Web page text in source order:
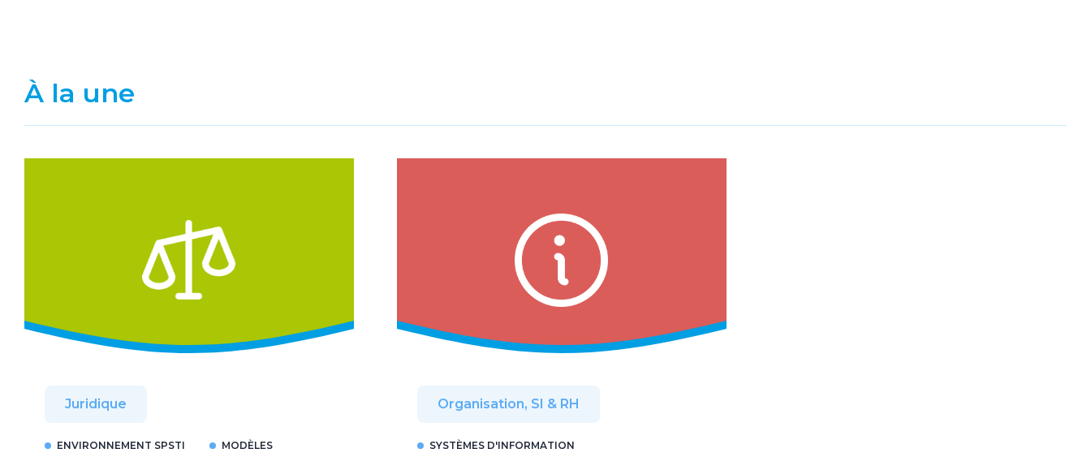
À la une
Juridique
ENVIRONNEMENT SPSTI MODÈLES
Organisation, SI & RH
SYSTÈMES D'INFORMATION